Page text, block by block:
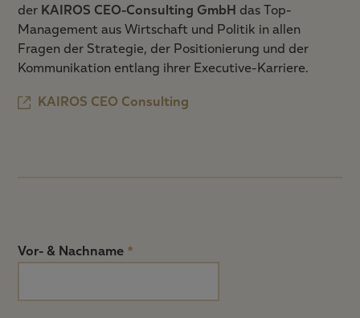
der KAIROS CEO-Consulting GmbH das Top-
Management aus Wirtschaft und Politik in allen
Fragen der Strategie, der Positionierung und der
Kommunikation entlang ihrer Executive-Karriere.
KAIROS CEO Consulting
Vor- & Nachname *